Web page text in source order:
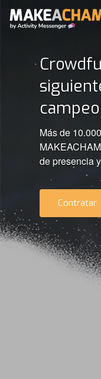
Más de
de presencia
Contratar